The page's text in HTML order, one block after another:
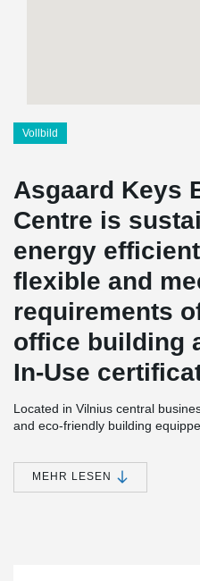
Vollbild
Asgaard Keys
Centre is
energy
flexible and
requirements
office building
In-Use
Located in Vilnius central
and eco-friendly building
settings.
There are no dark areas in the
MEHR LESEN